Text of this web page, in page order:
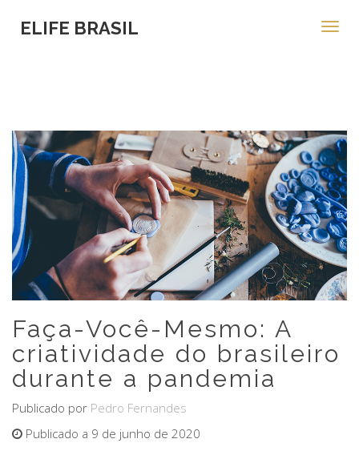
ELIFE BRASIL
Faça-Você-Mesmo: A
criatividade do brasileiro
durante a pandemia
Publicado por Pedro Fernandes
Publicado a 9 de junho de 2020